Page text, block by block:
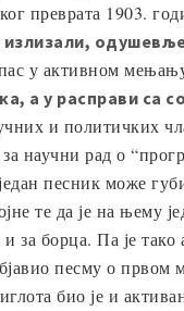
преврата 1903.
излизали,
у активном
а у расправи са
и политичких
научни рад о
песник може
те да је на њему
за борца. Па је
песму о
био је и